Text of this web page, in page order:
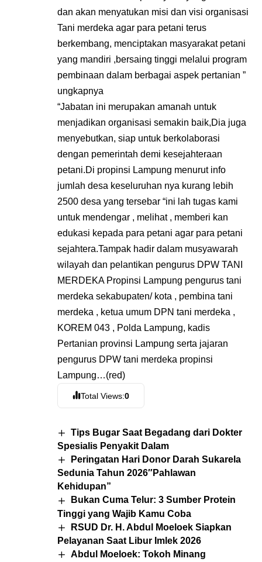
dan akan menyatukan misi dan visi organisasi
Tani merdeka agar para petani terus
berkembang, menciptakan masyarakat petani
yang mandiri ,bersaing tinggi melalui program
pembinaan dalam berbagai aspek pertanian ”
ungkapnya
“Jabatan ini merupakan amanah untuk
menjadikan organisasi semakin baik,Dia juga
menyebutkan, siap untuk berkolaborasi
dengan pemerintah demi kesejahteraan
petani.Di propinsi Lampung menurut info
jumlah desa keseluruhan nya kurang lebih
2500 desa yang tersebar “ini lah tugas kami
untuk mendengar , melihat , memberi kan
edukasi kepada para petani agar para petani
sejahtera.Tampak hadir dalam musyawarah
wilayah dan pelantikan pengurus DPW TANI
MERDEKA Propinsi Lampung pengurus tani
merdeka sekabupaten/ kota , pembina tani
merdeka , ketua umum DPN tani merdeka ,
KOREM 043 , Polda Lampung, kadis
Pertanian provinsi Lampung serta jajaran
pengurus DPW tani merdeka propinsi
Lampung…(red)
Total Views:0
Tips Bugar Saat Begadang dari Dokter
Spesialis Penyakit Dalam
Peringatan Hari Donor Darah Sukarela
Sedunia Tahun 2026″Pahlawan
Kehidupan”
Bukan Cuma Telur: 3 Sumber Protein
Tinggi yang Wajib Kamu Coba
RSUD Dr. H. Abdul Moeloek Siapkan
Pelayanan Saat Libur Imlek 2026
Abdul Moeloek: Tokoh Minang